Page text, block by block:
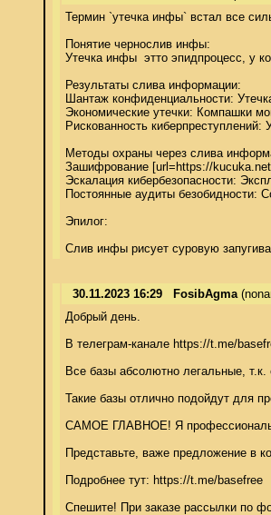
Термин `утечка инфы` встал все
Понятие чернослив инфы:
Утечка инфы  этто эпидпроцесс, у
Результаты слива информации:
Шантаж конфиденциальности:
Экономические утечки: Компашки
Рискованность
Методы охраны через слива
Зашифрование [url=https://
Эскалация кибербезопасности:
Постоянные аудиты безобидности:
Эпилог:
Слив инфы рисует суровую
30.11.2023 16:29 FosibAgma
Добрый день.
В телеграм-канале https://t.me/
Все базы абсолютно легальные,
Такие базы отлично подойдут для
САМОЕ ГЛАВНОЕ! Я
Представьте, важе предложение в
Подробнее тут: https://t.me/basefree
Спешите! При заказе рассылки по